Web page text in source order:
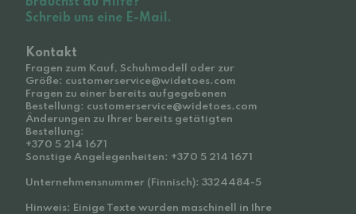
Schreib uns eine E-Mail.
Kontakt
Fragen zum Kauf, Schuhmodell oder zur
Größe: customerservice@widetoes.com
Fragen zu einer bereits aufgegebenen
Bestellung: customerservice@widetoes.com
Änderungen zu Ihrer bereits getätigten
Bestellung:
+370 5 214 1671
Sonstige Angelegenheiten: +370 5 214 1671
Unternehmensnummer (Finnisch): 3324484-5
Hinweis: Einige Texte wurden maschinell in Ihre